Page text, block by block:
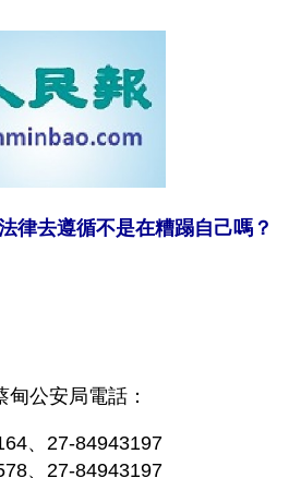
律去遵循不是在糟蹋自己嗎？
公安局電話：
、27-84943197